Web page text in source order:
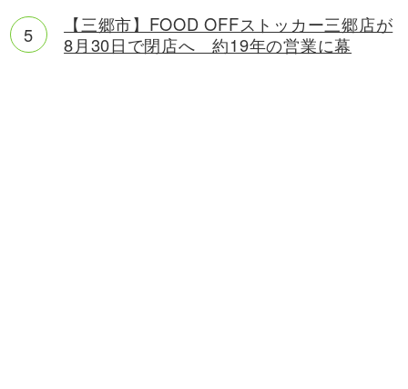
【三郷市】FOOD OFFストッカー三郷店が
8月30日で閉店へ 約19年の営業に幕